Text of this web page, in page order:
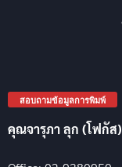
สอบถามข้อมูลการพิมพ์
คุณจารุภา ลุก (โฟกัส)